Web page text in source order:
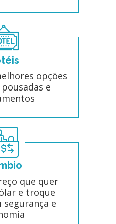
opções
e
que quer
e troque
segurança e